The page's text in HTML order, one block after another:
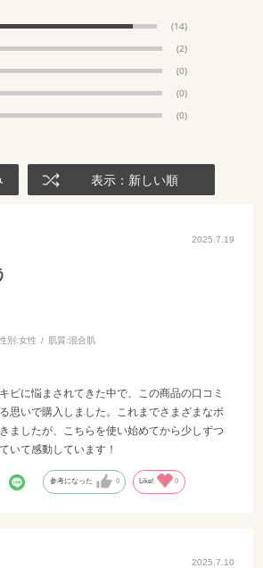
(14)
(2)
(0)
(0)
(0)
表示：新しい順
2025.7.19
別:女性 肌質:混合肌
ビに悩まされてきた中で、この商品の口コミ
思いで購入しました。これまでさまざまなボ
ましたが、こちらを使い始めてから少しずつ
いて感動しています！
参考になった 0 Like! 0
2025.7.10